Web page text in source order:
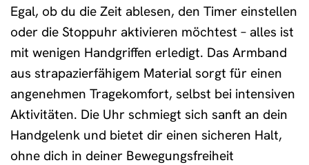
Egal, ob du die Zeit ablesen, den Timer einstellen
oder die Stoppuhr aktivieren möchtest – alles ist
mit wenigen Handgriffen erledigt. Das Armband
aus strapazierfähigem Material sorgt für einen
angenehmen Tragekomfort, selbst bei intensiven
Aktivitäten. Die Uhr schmiegt sich sanft an dein
Handgelenk und bietet dir einen sicheren Halt,
ohne dich in deiner Bewegungsfreiheit